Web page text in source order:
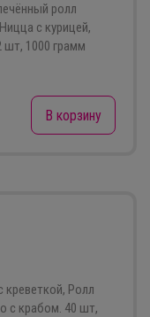
ролл
с курицей,
шт, 1000 грамм
В корзину
Ролл
с крабом. 40 шт,